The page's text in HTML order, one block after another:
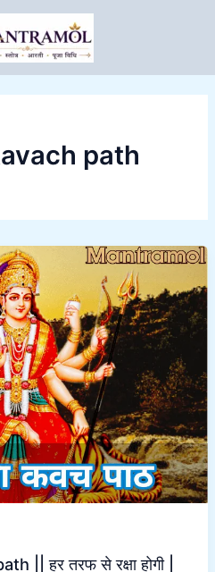
path
|| हर तरफ से रक्षा होगी |